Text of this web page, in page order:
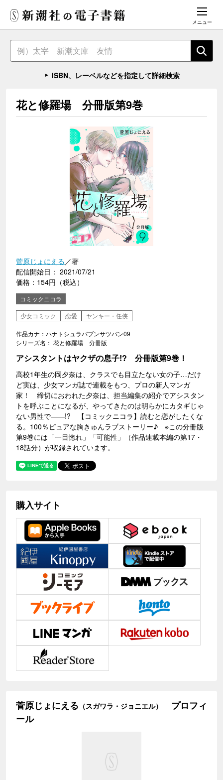
メニュー
ISBN、レーベルなどを指定して詳細検索
花と修羅場 分冊版第9巻
菅原じょにえる／著
配信開始日： 2021/07/21
価格：154円（税込）
コミックニコラ
少女コミック
恋愛 ヤンキー・任侠
作品カナ：ハナトシュラバブンサツバン09
シリーズ名： 花と修羅場 分冊版
アシスタントはヤクザの息子!? 分冊版第9巻！
高校1年生の岡夕奈は、クラスでも目立たない女の子…だけ
ど実は、少女マンガ誌で連載をもつ、プロの新人マンガ
家！ 締切におわれた夕奈は、担当編集の紹介でアシスタン
トを呼ぶことになるが、やってきたのは明らかにカタギじゃ
ない男性で――!? 【コミックニコラ】読むと恋がしたくな
る。100％ピュアな胸きゅんラブストーリー♪ ※この分冊版
第9巻には「一目惚れ」「可能性」（作品連載本編の第17・
18話分）が収録されています。
購入サイト
菅原じょにえる （スガワラ・ジョニエル）
プロフィ
ール